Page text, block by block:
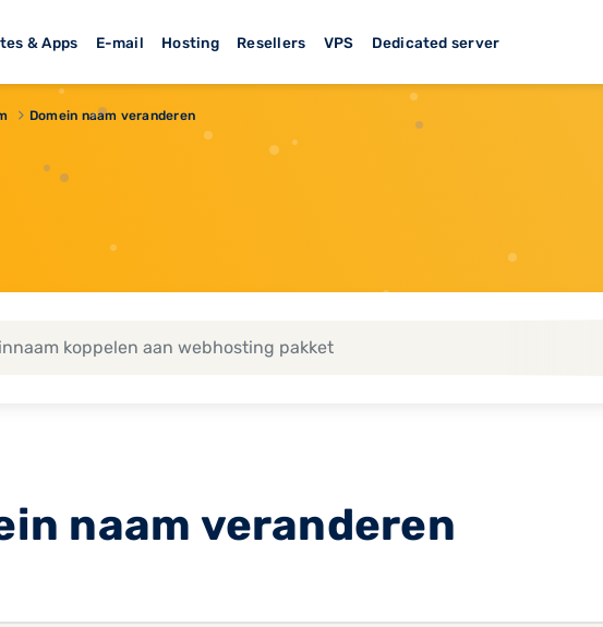
& Apps E-mail Hosting Resellers VPS Dedicated server
Domein naam veranderen
naam veranderen